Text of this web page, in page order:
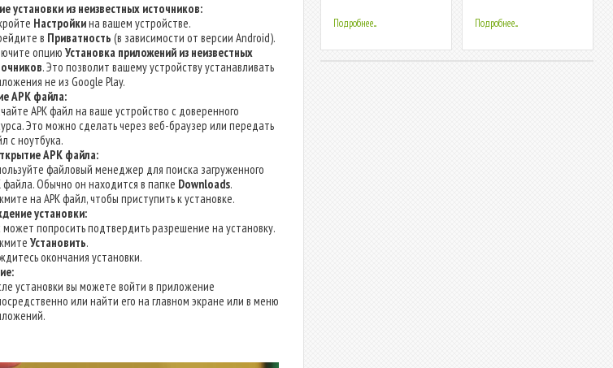
установки из неизвестных источников:
Настройкина вашем устройстве.
в Приватность (в зависимости от версии Android).
опцию Установка приложений из неизвестных
. Это позволит вашему устройству устанавливать
не из Google Play.
APK файла:
APK файл на ваше устройство с доверенного
Это можно сделать через веб-браузер или передать
с ноутбука.
APK файла:
файловый менеджер для поиска загруженного
файла. Обычно он находится в папке Downloads.
на APK файл, чтобы приступить к установке.
установки:
может попросить подтвердить разрешение на установку.
Установить.
окончания установки.
установки вы можете войти в приложение
или найти его на главном экране или в меню
Подробнее... Подробнее...